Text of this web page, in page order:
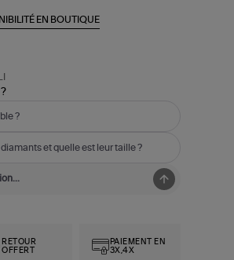
EN BOUTIQUE
?
et quelle est leur taille ?
RETOUR
OFFERT
PAIEMENT EN
3X,4X